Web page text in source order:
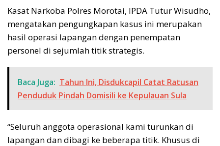
Kasat Narkoba Polres Morotai, IPDA Tutur Wisudho,
mengatakan pengungkapan kasus ini merupakan
hasil operasi lapangan dengan penempatan
personel di sejumlah titik strategis.
Baca Juga: Tahun Ini, Disdukcapil Catat Ratusan
Penduduk Pindah Domisili ke Kepulauan Sula
“Seluruh anggota operasional kami turunkan di
lapangan dan dibagi ke beberapa titik. Khusus di